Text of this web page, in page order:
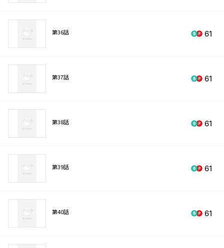
第36話 61
第37話 61
第38話 61
第39話 61
第40話 61